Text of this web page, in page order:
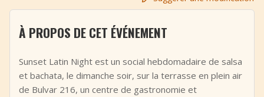
À PROPOS DE CET ÉVÉNEMENT
Sunset Latin Night est un social hebdomadaire de salsa
et bachata, le dimanche soir, sur la terrasse en plein air
de Bulvar 216, un centre de gastronomie et